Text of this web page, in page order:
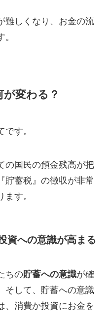
難しくなり、お金の流
が変わる？
す。
の国民の預金残高が把
貯蓄税』の徴収が非常
す。
資への意識が高まる
ちの貯蓄への意識が確
そして、貯蓄への意識
、消費か投資にお金を